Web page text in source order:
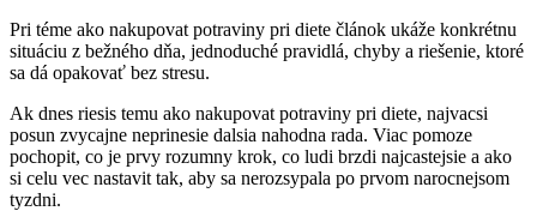
Pri téme ako nakupovat potraviny pri diete článok ukáže konkrétnu
situáciu z bežného dňa, jednoduché pravidlá, chyby a riešenie, ktoré
sa dá opakovať bez stresu.
Ak dnes riesis temu ako nakupovat potraviny pri diete, najvacsi
posun zvycajne neprinesie dalsia nahodna rada. Viac pomoze
pochopit, co je prvy rozumny krok, co ludi brzdi najcastejsie a ako
si celu vec nastavit tak, aby sa nerozsypala po prvom narocnejsom
tyzdni.